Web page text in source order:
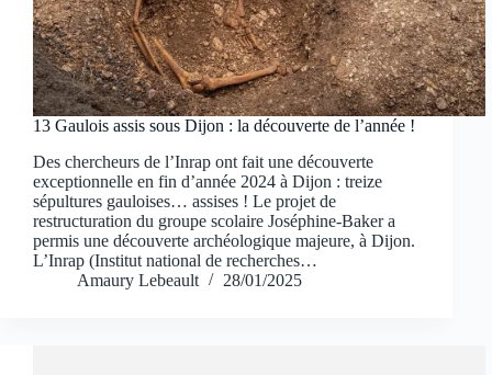
13 Gaulois assis sous Dijon : la découverte de l’année !
Des chercheurs de l’Inrap ont fait une découverte
exceptionnelle en fin d’année 2024 à Dijon : treize
sépultures gauloises… assises ! Le projet de
restructuration du groupe scolaire Joséphine-Baker a
permis une découverte archéologique majeure, à Dijon.
L’Inrap (Institut national de recherches…
Amaury Lebeault
28/01/2025